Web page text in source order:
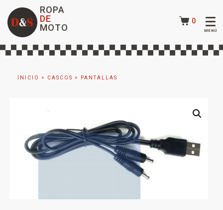
ROPA
DE
MOTO
0
INICIO > CASCOS > PANTALLAS